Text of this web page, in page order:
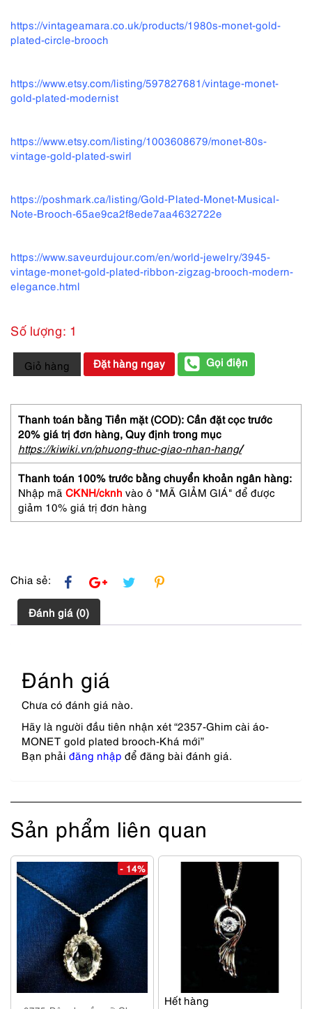
https://vintageamara.co.uk/products/1980s-monet-gold-
plated-circle-brooch
https://www.etsy.com/listing/597827681/vintage-monet-
gold-plated-modernist
https://www.etsy.com/listing/1003608679/monet-80s-
vintage-gold-plated-swirl
https://poshmark.ca/listing/Gold-Plated-Monet-Musical-
Note-Brooch-65ae9ca2f8ede7aa4632722e
https://www.saveurdujour.com/en/world-jewelry/3945-
vintage-monet-gold-plated-ribbon-zigzag-brooch-modern-
elegance.html
Số lượng: 1
2357-
Ghim
áo-
MONET
gold
plated
brooch-
Khá
mới
số
lượng
Giỏ hàng Đặt hàng ngay Gọi điện
Thanh toán bằng Tiền mặt (COD): Cần đặt cọc trước
20% giá trị đơn hàng, Quy định trong mục
https://kiwiki.vn/phuong-thuc-giao-nhan-hang/
Thanh toán 100% trước bằng chuyển khoản ngân hàng:
Nhập mã CKNH/cknh vào ô "MÃ GIẢM GIÁ" để được
giảm 10% giá trị đơn hàng
Chia sẻ:
Đánh giá (0)
Đánh giá
Chưa có đánh giá nào.
Hãy là người đầu tiên nhận xét “2357-Ghim cài áo-
MONET gold plated brooch-Khá mới”
Bạn phải đăng nhập để đăng bài đánh giá.
Sản phẩm liên quan
- 14%
Hết hàng